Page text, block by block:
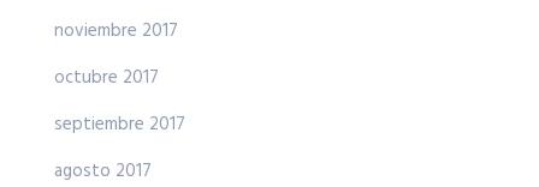
noviembre 2017
octubre 2017
septiembre 2017
agosto 2017